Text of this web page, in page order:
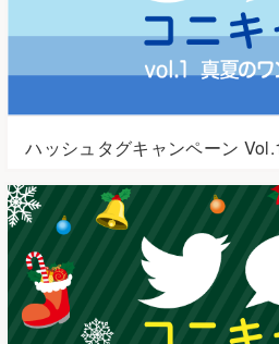
ハッシュタグキャンペーン